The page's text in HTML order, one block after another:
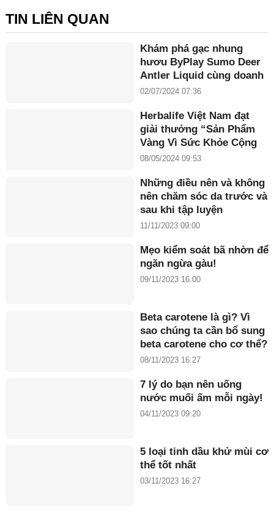
TIN LIÊN QUAN
Khám phá gạc nhung
hươu ByPlay Sumo Deer
Antler Liquid cùng doanh
nhân Maria Tuyền
02/07/2024 07:36
Herbalife Việt Nam đạt
giải thưởng “Sản Phẩm
Vàng Vì Sức Khỏe Cộng
Đồng năm 2024”
08/05/2024 09:53
Những điều nên và không
nên chăm sóc da trước và
sau khi tập luyện
11/11/2023 09:00
Mẹo kiểm soát bã nhờn để
ngăn ngừa gàu!
09/11/2023 16:00
Beta carotene là gì? Vì
sao chúng ta cần bổ sung
beta carotene cho cơ thể?
08/11/2023 16:27
7 lý do bạn nên uống
nước muối ấm mỗi ngày!
04/11/2023 09:20
5 loại tinh dầu khử mùi cơ
thể tốt nhất
03/11/2023 16:27